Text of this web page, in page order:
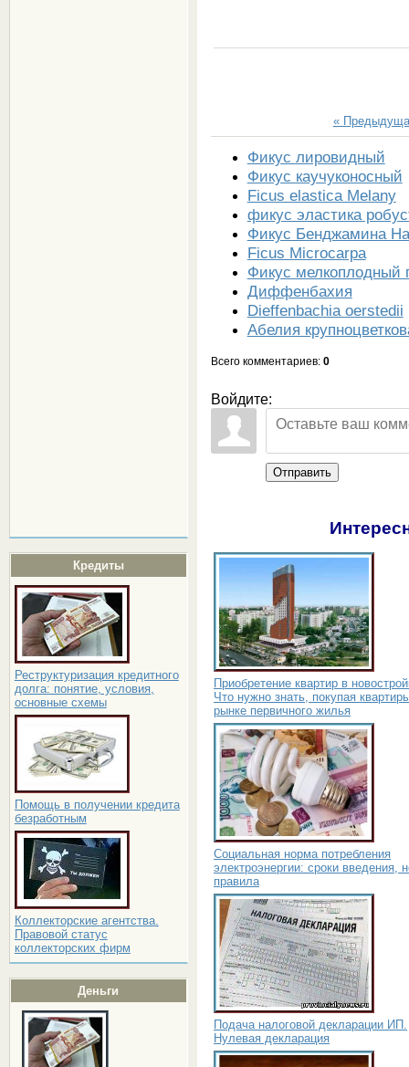
Кредиты
Реструктуризация кредитного
долга: понятие, условия,
основные схемы
Помощь в получении кредита
безработным
Коллекторские агентства.
Правовой статус
коллекторских фирм
Деньги
«
Фикус лировидный
Фикус каучуконосный
Ficus elastica Melany
фикус эластика
Фикус Бенджамина
Ficus Microcarpa
Фикус мелкоплодный
Диффенбахия
Dieffenbachia oerstedii
Абелия
Всего комментариев: 0
Войдите:
Отправить
Приобретение квартир в
Что нужно знать, покупая
рынке первичного жилья
Социальная норма потребления
электроэнергии: сроки введения,
правила
Подача налоговой декларации ИП.
Нулевая декларация